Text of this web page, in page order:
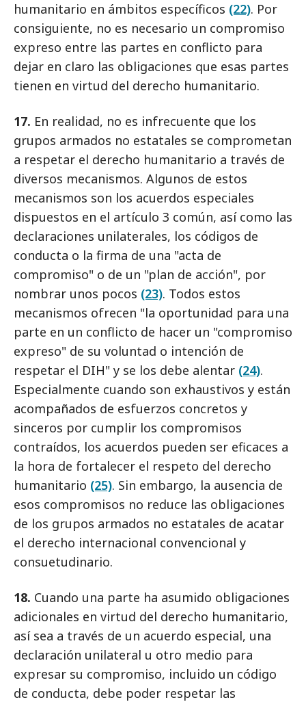
humanitario en ámbitos específicos (22). Por
consiguiente, no es necesario un compromiso
expreso entre las partes en conflicto para
dejar en claro las obligaciones que esas partes
tienen en virtud del derecho humanitario.
17. En realidad, no es infrecuente que los
grupos armados no estatales se comprometan
a respetar el derecho humanitario a través de
diversos mecanismos. Algunos de estos
mecanismos son los acuerdos especiales
dispuestos en el artículo 3 común, así como las
declaraciones unilaterales, los códigos de
conducta o la firma de una "acta de
compromiso" o de un "plan de acción", por
nombrar unos pocos (23). Todos estos
mecanismos ofrecen "la oportunidad para una
parte en un conflicto de hacer un "compromiso
expreso" de su voluntad o intención de
respetar el DIH" y se los debe alentar (24).
Especialmente cuando son exhaustivos y están
acompañados de esfuerzos concretos y
sinceros por cumplir los compromisos
contraídos, los acuerdos pueden ser eficaces a
la hora de fortalecer el respeto del derecho
humanitario (25). Sin embargo, la ausencia de
esos compromisos no reduce las obligaciones
de los grupos armados no estatales de acatar
el derecho internacional convencional y
consuetudinario.
18. Cuando una parte ha asumido obligaciones
adicionales en virtud del derecho humanitario,
así sea a través de un acuerdo especial, una
declaración unilateral u otro medio para
expresar su compromiso, incluido un código
de conducta, debe poder respetar las